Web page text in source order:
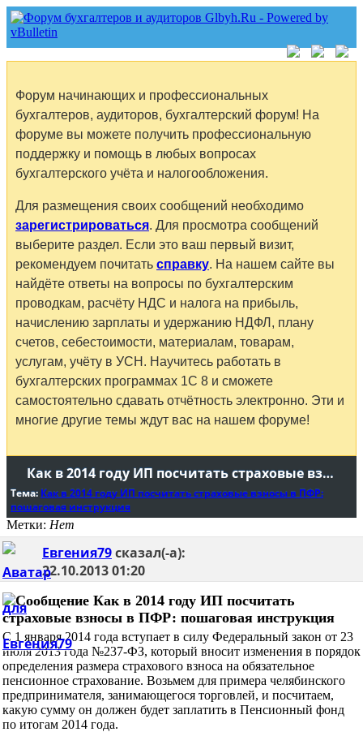
Форум начинающих и профессиональных
бухгалтеров, аудиторов, бухгалтерский форум! На
форуме вы можете получить профессиональную
поддержку и помощь в любых вопросах
бухгалтерского учёта и налогообложения.
Для размещения своих сообщений необходимо
зарегистрироваться. Для просмотра сообщений
выберите раздел. Если это ваш первый визит,
рекомендуем почитать справку. На нашем сайте вы
найдёте ответы на вопросы по бухгалтерским
проводкам, расчёту НДС и налога на прибыль,
начислению зарплаты и удержанию НДФЛ, плану
счетов, себестоимости, материалам, товарам,
услугам, учёту в УСН. Научитесь работать в
бухгалтерских программах 1С 8 и сможете
самостоятельно сдавать отчётность электронно. Эти и
многие другие темы ждут вас на нашем форуме!
Как в 2014 году ИП посчитать страховые взносы в ПФР: пошаговая инструкция
Тема: Как в 2014 году ИП посчитать страховые взносы в ПФР:
пошаговая инструкция
Метки: Нет
Евгения79сказал(-а):
22.10.201301:20
Как в 2014 году ИП посчитать
страховые взносы в ПФР: пошаговая инструкция
С 1 января 2014 года вступает в силу Федеральный закон от 23
июля 2013 года №237-ФЗ, который вносит изменения в порядок
определения размера страхового взноса на обязательное
пенсионное страхование. Возьмем для примера челябинского
предпринимателя, занимающегося торговлей, и посчитаем,
какую сумму он должен будет заплатить в Пенсионный фонд
по итогам 2014 года.